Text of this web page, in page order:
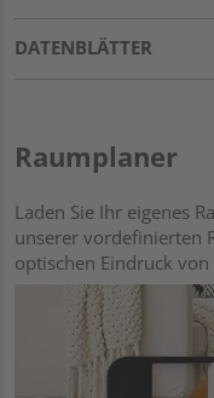
DATENBLÄTTER
Raumplaner
Laden Sie Ihr eigenes
unserer vordefinierten
optischen Eindruck